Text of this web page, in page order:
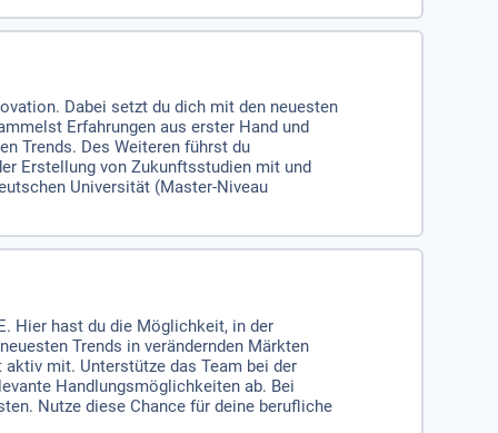
Dabei setzt du dich mit den neuesten
Erfahrungen aus erster Hand und
Trends. Des Weiteren führst du
Erstellung von Zukunftsstudien mit und
Universität (Master-Niveau
Hier hast du die Möglichkeit, in der
Trends in verändernden Märkten
mit. Unterstütze das Team bei der
Handlungsmöglichkeiten ab. Bei
Nutze diese Chance für deine berufliche